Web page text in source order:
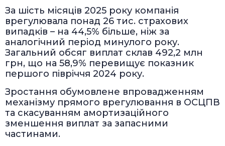
За шість місяців 2025 року компанія
врегулювала понад 26 тис. страхових
випадків – на 44,5% більше, ніж за
аналогічний період минулого року.
Загальний обсяг виплат склав 492,2 млн
грн, що на 58,9% перевищує показник
першого півріччя 2024 року.
Зростання обумовлене впровадженням
механізму прямого врегулювання в ОСЦПВ
та скасуванням амортизаційного
зменшення виплат за запасними
частинами.